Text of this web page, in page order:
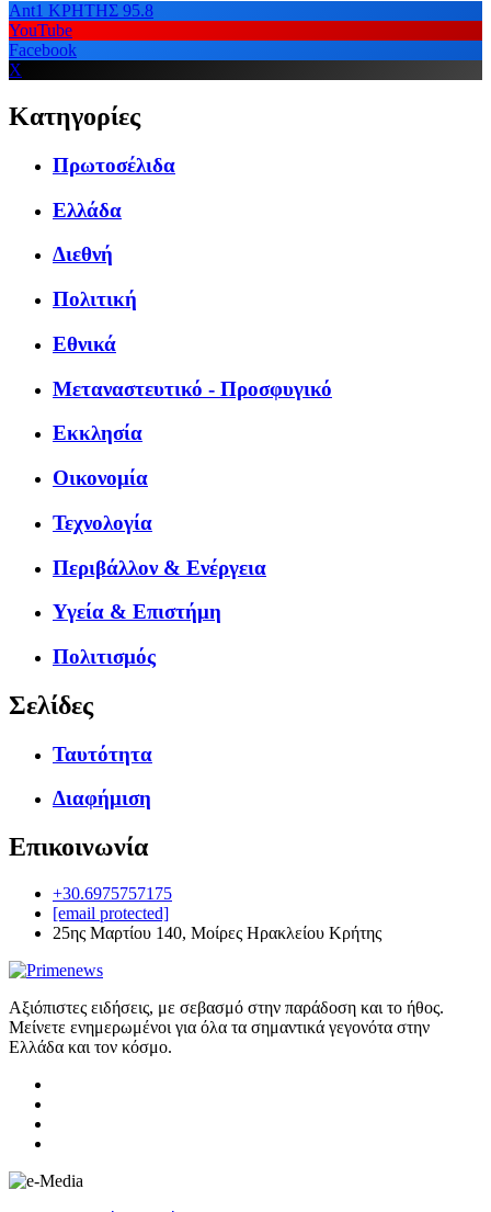
Ant1 ΚΡΗΤΗΣ 95.8
YouTube
Facebook
X
Κατηγορίες
Πρωτοσέλιδα
Ελλάδα
Διεθνή
Πολιτική
Εθνικά
Μεταναστευτικό - Προσφυγικό
Εκκλησία
Οικονομία
Τεχνολογία
Περιβάλλον & Ενέργεια
Υγεία & Επιστήμη
Πολιτισμός
Σελίδες
Ταυτότητα
Διαφήμιση
Επικοινωνία
+30.6975757175
[email protected]
25ης Μαρτίου 140, Μοίρες Ηρακλείου Κρήτης
Αξιόπιστες ειδήσεις, με σεβασμό στην παράδοση και το ήθος.
Μείνετε ενημερωμένοι για όλα τα σημαντικά γεγονότα στην
Ελλάδα και τον κόσμο.